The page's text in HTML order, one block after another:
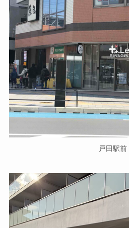
戸田駅前